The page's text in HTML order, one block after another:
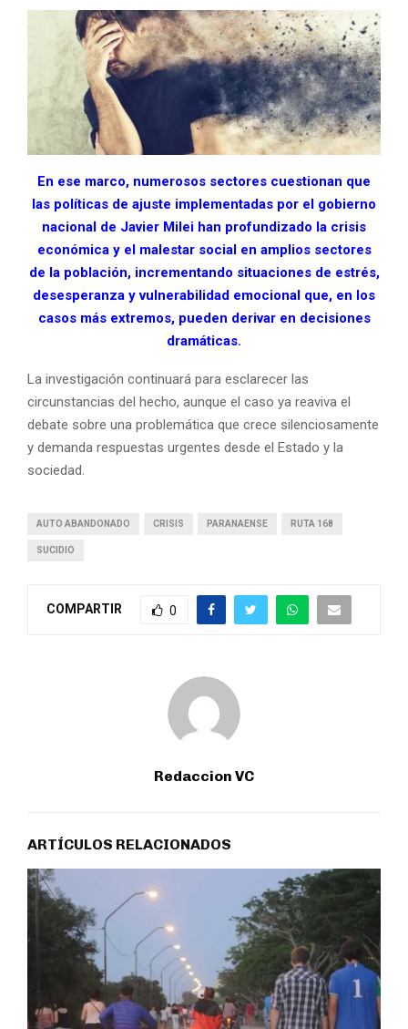
En ese marco, numerosos sectores cuestionan que
las políticas de ajuste implementadas por el gobierno
nacional de Javier Milei han profundizado la crisis
económica y el malestar social en amplios sectores
de la población, incrementando situaciones de estrés,
desesperanza y vulnerabilidad emocional que, en los
casos más extremos, pueden derivar en decisiones
dramáticas.
La investigación continuará para esclarecer las
circunstancias del hecho, aunque el caso ya reaviva el
debate sobre una problemática que crece silenciosamente
y demanda respuestas urgentes desde el Estado y la
sociedad.
AUTO ABANDONADO CRISIS PARANAENSE RUTA 168
SUCIDIO
COMPARTIR 0
Redaccion VC
ARTÍCULOS RELACIONADOS